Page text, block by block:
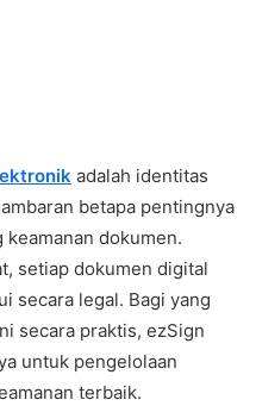
adalah identitas
betapa pentingnya
dokumen.
setiap dokumen digital
secara legal. Bagi yang
secara praktis, ezSign
untuk pengelolaan
terbaik.